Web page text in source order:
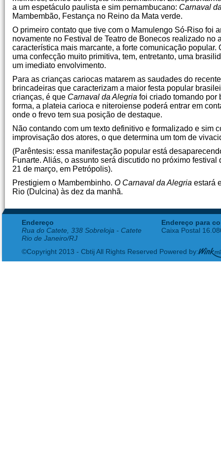
a um espetáculo paulista e sim pernambucano: Carnaval
Mambembão, Festança no Reino da Mata verde.
O primeiro contato que tive com o Mamulengo Só-Riso foi
novamente no Festival de Teatro de Bonecos realizado
característica mais marcante, a forte comunicação
uma confecção muito primitiva, tem, entretanto, uma
um imediato envolvimento.
Para as crianças cariocas matarem as saudades do
brincadeiras que caracterizam a maior festa popular
crianças, é que Carnaval da Alegria foi criado tomando por
forma, a plateia carioca e niteroiense poderá entrar em
onde o frevo tem sua posição de destaque.
Não contando com um texto definitivo e formalizado e sim
improvisação dos atores, o que determina um tom de
(Parêntesis: essa manifestação popular está
Funarte. Aliás, o assunto será discutido no próximo
21 de março, em Petrópolis).
Prestigiem o Mambembinho. O Carnaval da Alegria estará
Rio (Dulcina) às dez da manhã.
Endereço
Rua do Catete, 338 Sobreloja - Catete
Rio de Janeiro/RJ
Endereço para
Caixa Postal
©Copyright 2013 - Cbtij All Rights Reserved Powered by: